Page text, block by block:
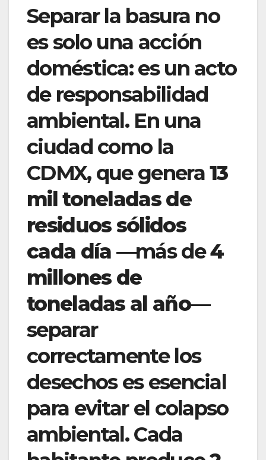
Separar la basura no
es solo una acción
doméstica: es un acto
de responsabilidad
ambiental. En una
ciudad como la
CDMX, que genera13
mil toneladas de
residuos sólidos
cada día —más de4
millones de
toneladas al año—
separar
correctamente los
desechos es esencial
para evitar el colapso
ambiental. Cada